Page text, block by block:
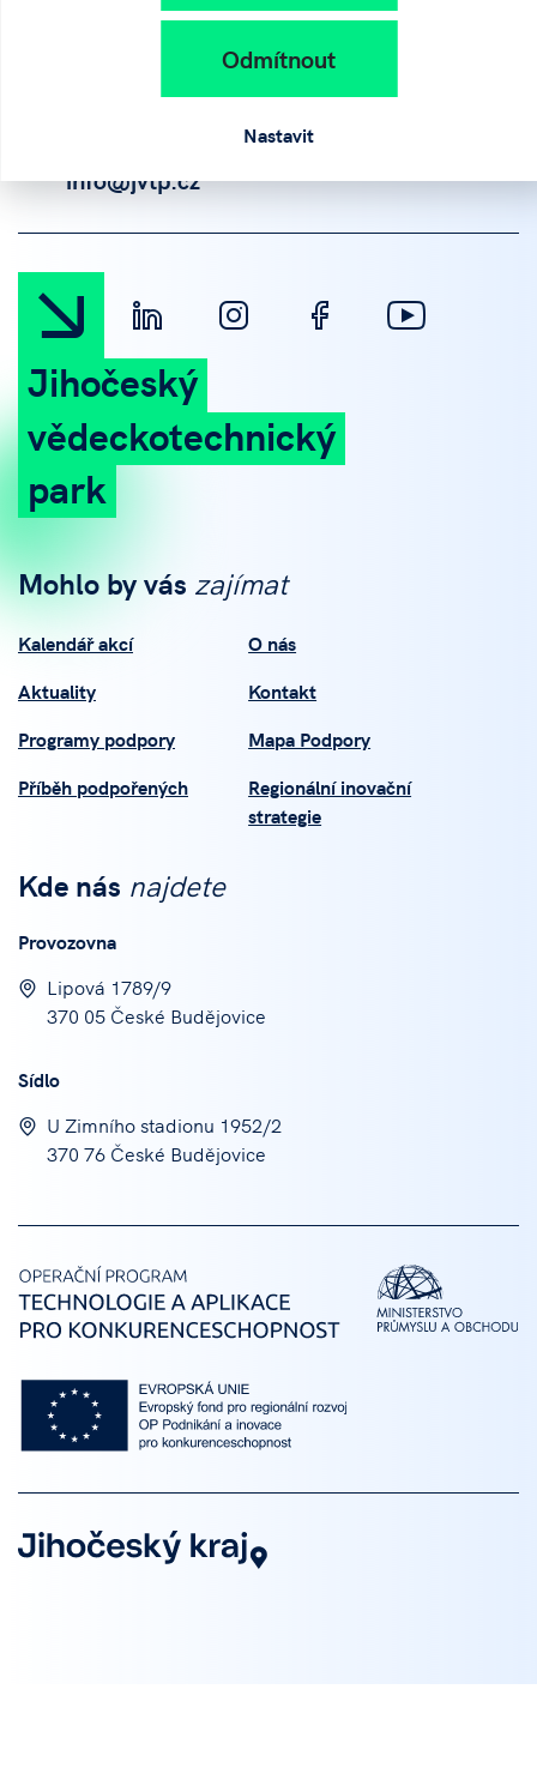
Odmítnout
Nastavit
+420 383 579 111
info@jvtp.cz
Jihočeský
vědeckotechnický
park
Mohlo by vás zajímat
Kalendář akcí
Aktuality
Programy podpory
Příběh podpořených
O nás
Kontakt
Mapa Podpory
Regionální inovační
strategie
Kde nás najdete
Provozovna
Lipová 1789/9
370 05 České Budějovice
Sídlo
U Zimního stadionu 1952/2
370 76 České Budějovice